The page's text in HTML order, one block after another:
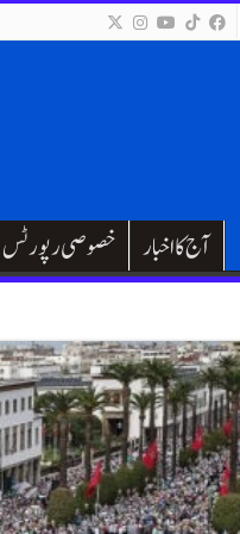
خصوصی رپورٹس آج کا اخبار